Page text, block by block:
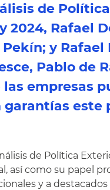
de
2024, Rafael
y
Pablo de
empresas
este
de Política
así como su papel
y a